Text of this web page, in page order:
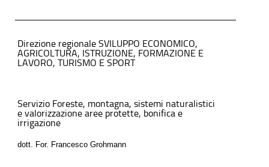
Direzione regionale SVILUPPO ECONOMICO,
AGRICOLTURA, ISTRUZIONE, FORMAZIONE E
LAVORO, TURISMO E SPORT
Servizio Foreste, montagna, sistemi naturalistici
e valorizzazione aree protette, bonifica e
irrigazione
dott. For. Francesco Grohmann